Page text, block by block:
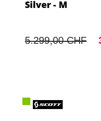
Silver - M
5.299,00 CHF